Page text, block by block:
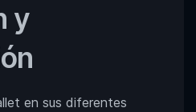
y
en sus diferentes